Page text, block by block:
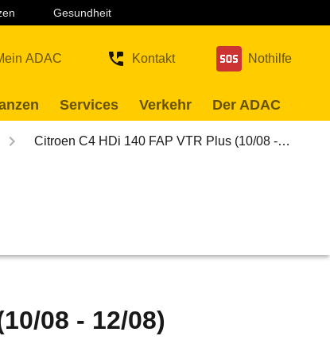
Gesundheit
ADAC Kontakt Nothilfe
Services Verkehr Der ADAC
Citroen C4 HDi 140 FAP VTR Plus (10/08 -…
08 - 12/08)